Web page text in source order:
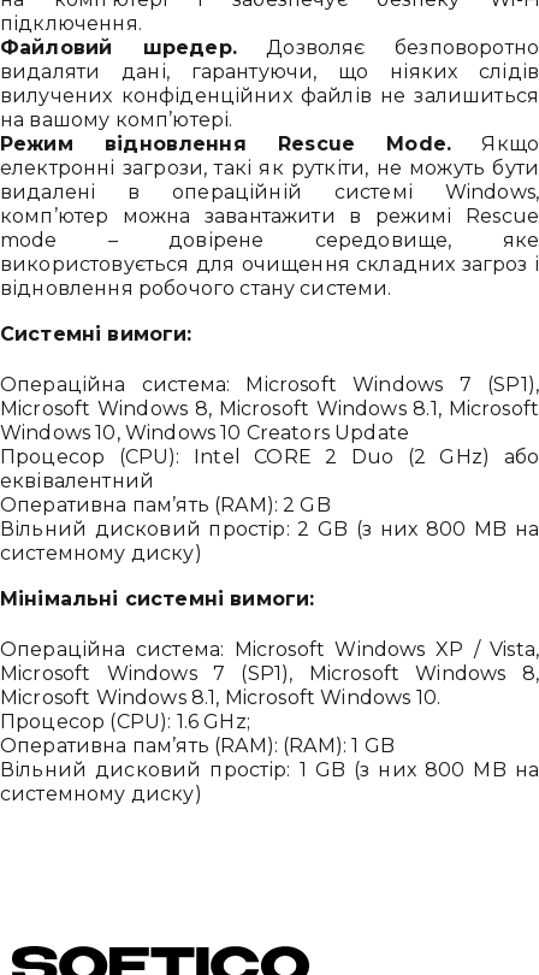
підключення.
Файловий шредер.Дозволяє безповоротно
видаляти дані, гарантуючи, що ніяких слідів
вилучених конфіденційних файлів не залишиться
на вашому комп’ютері.
Режим відновлення Rescue Mode. Якщо
електронні загрози, такі як руткіти, не можуть бути
видалені в операційній системі Windows,
комп’ютер можна завантажити в режимі Rescue
mode – довірене середовище, яке
використовується для очищення складних загроз і
відновлення робочого стану системи.
Системні вимоги:
Операційна система: Microsoft Windows 7 (SP1),
Microsoft Windows 8, Microsoft Windows 8.1, Microsoft
Windows 10, Windows 10 Creators Update
Процесор (CPU): Intel CORE 2 Duo (2 GHz) або
еквівалентний
Оперативна пам’ять (RAM): 2 GB
Вільний дисковий простір: 2 GB (з них 800 MB на
системному диску)
Мінімальні системні вимоги:
Операційна система: Microsoft Windows XP / Vista,
Microsoft Windows 7 (SP1), Microsoft Windows 8,
Microsoft Windows 8.1, Microsoft Windows 10.
Процесор (CPU): 1.6 GHz;
Оперативна пам’ять (RAM): (RAM): 1 GB
Вільний дисковий простір: 1 GB (з них 800 MB на
системному диску)